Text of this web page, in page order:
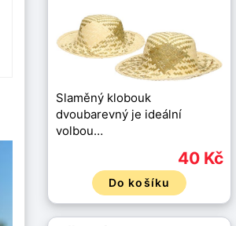
Slaměný klobouk
dvoubarevný je ideální
volbou…
40 Kč
Do košíku